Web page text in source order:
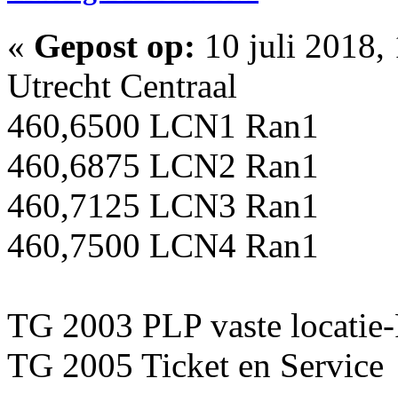
« Gepost op: 10 juli 2018,
Utrecht Centraal
460,6500 LCN1 Ran1
460,6875 LCN2 Ran1
460,7125 LCN3 Ran1
460,7500 LCN4 Ran1
TG 2003 PLP vaste
TG 2005 Ticket en Service